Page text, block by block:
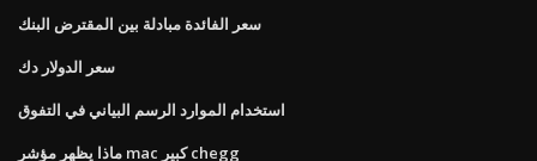
سعر الفائدة مبادلة بين المقترض البنك
سعر الدولار دك
استخدام الموارد الرسم البياني في التفوق
ماذا يظهر مؤشر mac كبير chegg